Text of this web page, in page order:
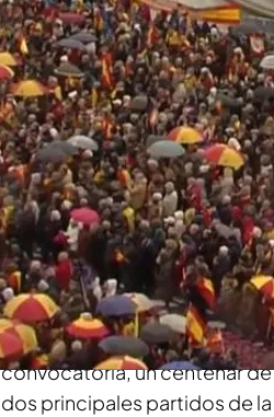
Vox insta al PP a usar su
para frenar la ley de
Compartir
Miles de personas se han
para clamarcontra la
Congreso, y contra el
sobran, dicen, los motivos
convocatoria, un centenar
dos principales partidos de